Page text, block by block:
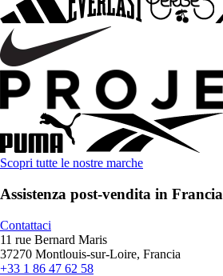
Scopri tutte le nostre marche
Assistenza post-vendita in Francia
Contattaci
11 rue Bernard Maris
37270 Montlouis-sur-Loire, Francia
+33 1 86 47 62 58